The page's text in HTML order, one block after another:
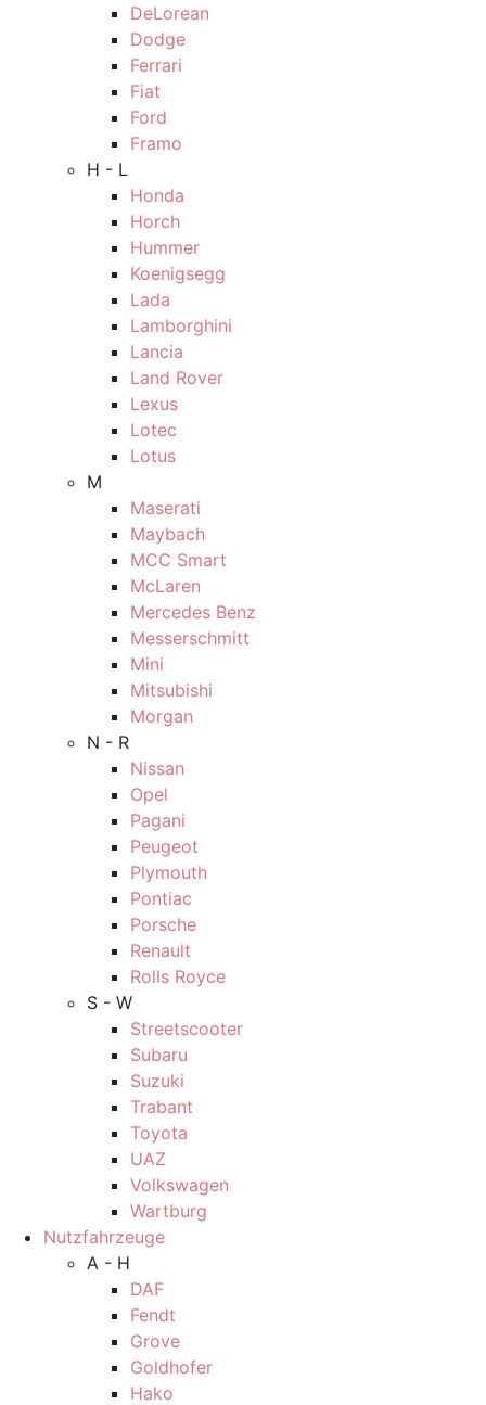
DeLorean
Dodge
Ferrari
Fiat
Ford
Framo
H - L
Honda
Horch
Hummer
Koenigsegg
Lada
Lamborghini
Lancia
Land Rover
Lexus
Lotec
Lotus
M
Maserati
Maybach
MCC Smart
McLaren
Mercedes Benz
Messerschmitt
Mini
Mitsubishi
Morgan
N - R
Nissan
Opel
Pagani
Peugeot
Plymouth
Pontiac
Porsche
Renault
Rolls Royce
S - W
Streetscooter
Subaru
Suzuki
Trabant
Toyota
UAZ
Volkswagen
Wartburg
Nutzfahrzeuge
A - H
DAF
Fendt
Grove
Goldhofer
Hako